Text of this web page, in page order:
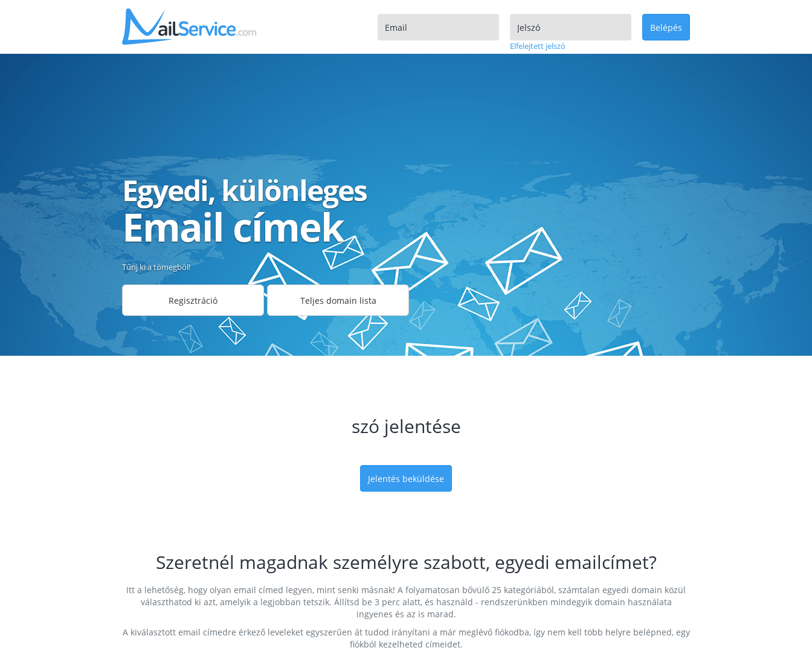
Elfelejtett jelszó
Belépés
Egyedi, különleges
Email címek
Tűnj ki a tömegből!
Regisztráció Teljes domain lista
szó jelentése
Jelentés beküldése
Szeretnél magadnak személyre szabott, egyedi emailcímet?
Itt a lehetőség, hogy olyan email címed legyen, mint senki másnak! A folyamatosan bővülő 25 kategóriából, számtalan egyedi domain közül
választhatod ki azt, amelyik a legjobban tetszik. Állítsd be 3 perc alatt, és használd - rendszerünkben mindegyik domain használata
ingyenes és az is marad.
A kiválasztott email címedre érkező leveleket egyszerűen át tudod irányítani a már meglévő fiókodba, így nem kell több helyre belépned, egy
fiókból kezelheted címeidet.